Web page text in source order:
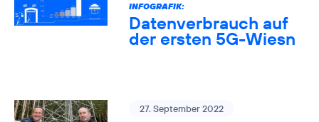
INFOGRAFIK:
Datenverbrauch auf
der ersten 5G-Wiesn
27. September 2022